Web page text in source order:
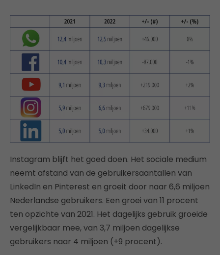
Instagram blijft het goed doen. Het sociale medium
neemt afstand van de gebruikersaantallen van
LinkedIn en Pinterest en groeit door naar 6,6 miljoen
Nederlandse gebruikers. Een groei van 11 procent
ten opzichte van 2021. Het dagelijks gebruik groeide
vergelijkbaar mee, van 3,7 miljoen dagelijkse
gebruikers naar 4 miljoen (+9 procent).